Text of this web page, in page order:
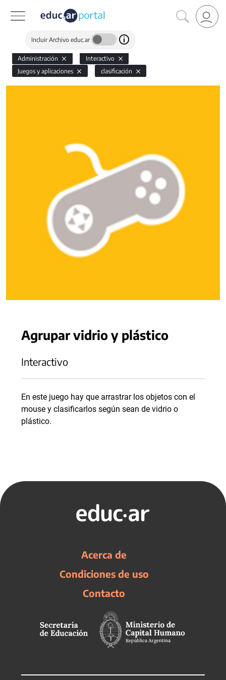
Incluir Archivo educ.ar
Administración
Interactivo
Juegos y aplicaciones
clasificación
Agrupar vidrio y plástico
Interactivo
En este juego hay que arrastrar los objetos con el
mouse y clasificarlos según sean de vidrio o
plástico.
Acerca de
Condiciones de uso
Contacto